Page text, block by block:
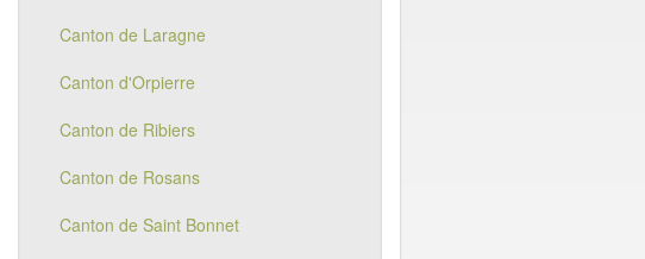
Canton de Laragne
Canton d'Orpierre
Canton de Ribiers
Canton de Rosans
Canton de Saint Bonnet